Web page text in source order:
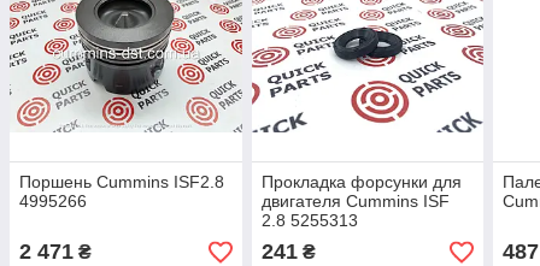
Поршень Cummins ISF2.8
4995266
2 471 ₴
Прокладка форсунки для
двигателя Cummins ISF
2.8 5255313
241₴ 487